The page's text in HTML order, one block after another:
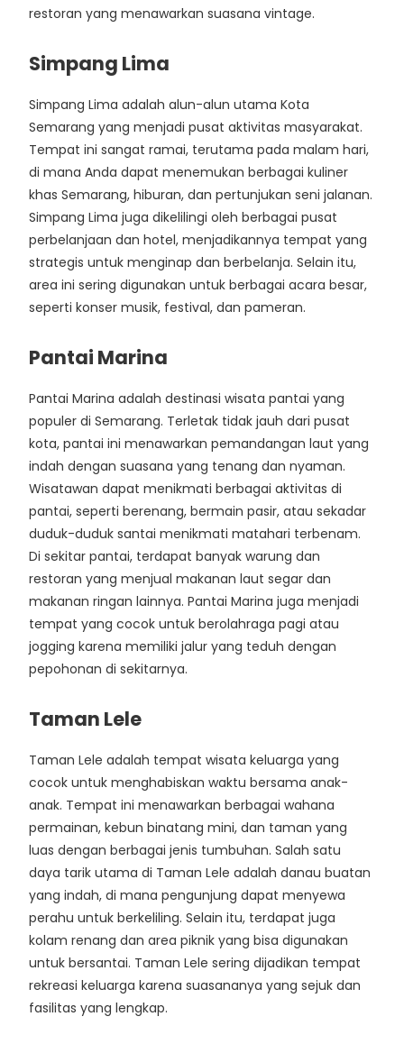
restoran yang menawarkan suasana vintage.
Simpang Lima
Simpang Lima adalah alun-alun utama Kota
Semarang yang menjadi pusat aktivitas masyarakat.
Tempat ini sangat ramai, terutama pada malam hari,
di mana Anda dapat menemukan berbagai kuliner
khas Semarang, hiburan, dan pertunjukan seni jalanan.
Simpang Lima juga dikelilingi oleh berbagai pusat
perbelanjaan dan hotel, menjadikannya tempat yang
strategis untuk menginap dan berbelanja. Selain itu,
area ini sering digunakan untuk berbagai acara besar,
seperti konser musik, festival, dan pameran.
Pantai Marina
Pantai Marina adalah destinasi wisata pantai yang
populer di Semarang. Terletak tidak jauh dari pusat
kota, pantai ini menawarkan pemandangan laut yang
indah dengan suasana yang tenang dan nyaman.
Wisatawan dapat menikmati berbagai aktivitas di
pantai, seperti berenang, bermain pasir, atau sekadar
duduk-duduk santai menikmati matahari terbenam.
Di sekitar pantai, terdapat banyak warung dan
restoran yang menjual makanan laut segar dan
makanan ringan lainnya. Pantai Marina juga menjadi
tempat yang cocok untuk berolahraga pagi atau
jogging karena memiliki jalur yang teduh dengan
pepohonan di sekitarnya.
Taman Lele
Taman Lele adalah tempat wisata keluarga yang
cocok untuk menghabiskan waktu bersama anak-
anak. Tempat ini menawarkan berbagai wahana
permainan, kebun binatang mini, dan taman yang
luas dengan berbagai jenis tumbuhan. Salah satu
daya tarik utama di Taman Lele adalah danau buatan
yang indah, di mana pengunjung dapat menyewa
perahu untuk berkeliling. Selain itu, terdapat juga
kolam renang dan area piknik yang bisa digunakan
untuk bersantai. Taman Lele sering dijadikan tempat
rekreasi keluarga karena suasananya yang sejuk dan
fasilitas yang lengkap.